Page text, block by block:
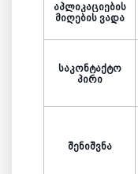
აპლიკაციების
მიღების ვადა
საკონტაქტო
პირი
შენიშვნა